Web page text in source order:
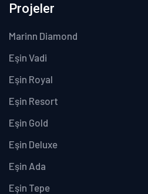
Projeler
Marinn Diamond
Eşin Vadi
Eşin Royal
Eşin Resort
Eşin Gold
Eşin Deluxe
Eşin Ada
Eşin Tepe